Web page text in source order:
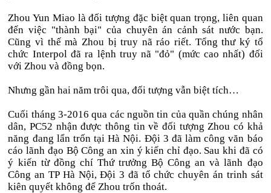
Zhou Yun Miao là đối tượng đặc biệt quan trọng, liên quan
đến việc "thành bại" của chuyên án cảnh sát nước bạn.
Cũng vì thế mà Zhou bị truy nã ráo riết. Tổng thư ký tổ
chức Interpol đã ra lệnh truy nã "đỏ" (mức cao nhất) đối
với Zhou và đồng bọn.
Nhưng gần hai năm trôi qua, đối tượng vẫn biệt tích…
Cuối tháng 3-2016 qua các nguồn tin của quần chúng nhân
dân, PC52 nhận được thông tin về đối tượng Zhou có khả
năng đang lẩn trốn tại Hà Nội. Đội 3 đã làm công văn báo
cáo lãnh đạo Bộ Công an xin ý kiến chỉ đạo. Sau khi đã có
ý kiến từ đồng chí Thứ trưởng Bộ Công an và lãnh đạo
Công an TP Hà Nội, Đội 3 đã tổ chức chuyên án trinh sát
kiên quyết không để Zhou trốn thoát.